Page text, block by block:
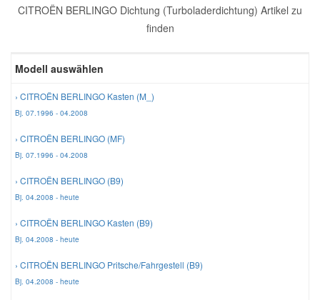
CITROËN BERLINGO Dichtung (Turboladerdichtung) Artikel zu
finden
Modell auswählen
› CITROËN BERLINGO Kasten (M_)
Bj. 07.1996 - 04.2008
› CITROËN BERLINGO (MF)
Bj. 07.1996 - 04.2008
› CITROËN BERLINGO (B9)
Bj. 04.2008 - heute
› CITROËN BERLINGO Kasten (B9)
Bj. 04.2008 - heute
› CITROËN BERLINGO Pritsche/Fahrgestell (B9)
Bj. 04.2008 - heute
Zündanlage und Glühanlage
Karosserie Werkzeug
Werkstattbedarf
Winter-Autozubehör
Daihatsu Ersatzteile
Honda Ersatzteile
Hyundai Ersatzteile
Jeep Ersatzteile
Kia Ersatzteile